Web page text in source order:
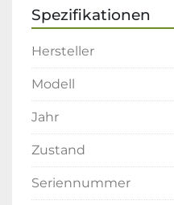
Spezifikationen
Hersteller
Modell
Jahr
Zustand
Seriennummer